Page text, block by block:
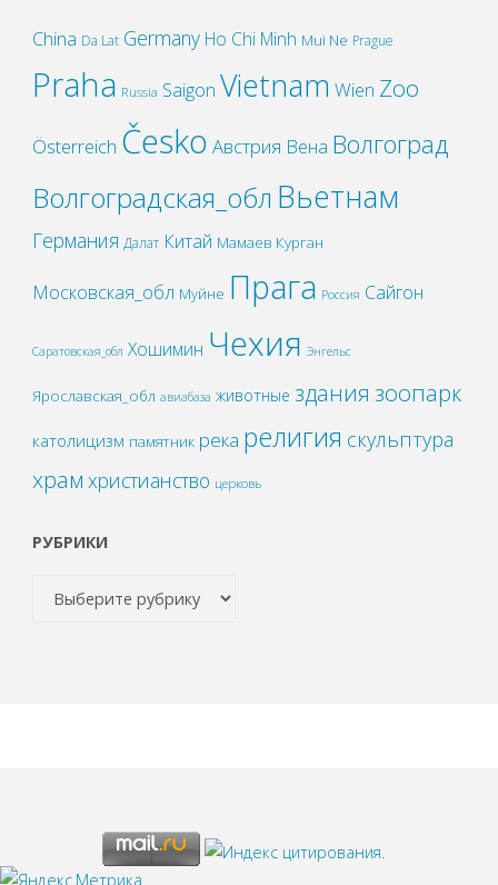
China Da Lat Germany Ho Chi Minh Mui Ne Prague
Praha Russia Saigon Vietnam Wien Zoo
Österreich Česko Австрия Вена Волгоград
Волгоградская_обл Вьетнам
Германия Далат Китай Мамаев Курган
Московская_обл Муйне Прага Россия Сайгон
Саратовская_обл Хошимин Чехия Энгельс
Ярославская_обл авиабаза животные здания зоопарк
католицизм памятник река религия скульптура
храм христианство церковь
РУБРИКИ
.